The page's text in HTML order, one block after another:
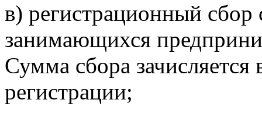
в) регистрационный сбор
занимающихся
Сумма сбора зачисляется
регистрации;